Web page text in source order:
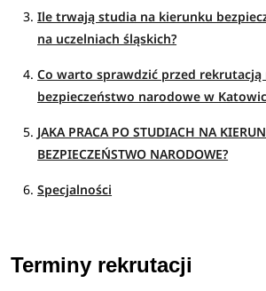
Ile trwają studia na kierunku
na uczelniach śląskich?
Co warto sprawdzić przed rekrutacją
bezpieczeństwo narodowe w
JAKA PRACA PO STUDIACH NA
BEZPIECZEŃSTWO NARODOWE?
Specjalności
Terminy rekrutacji